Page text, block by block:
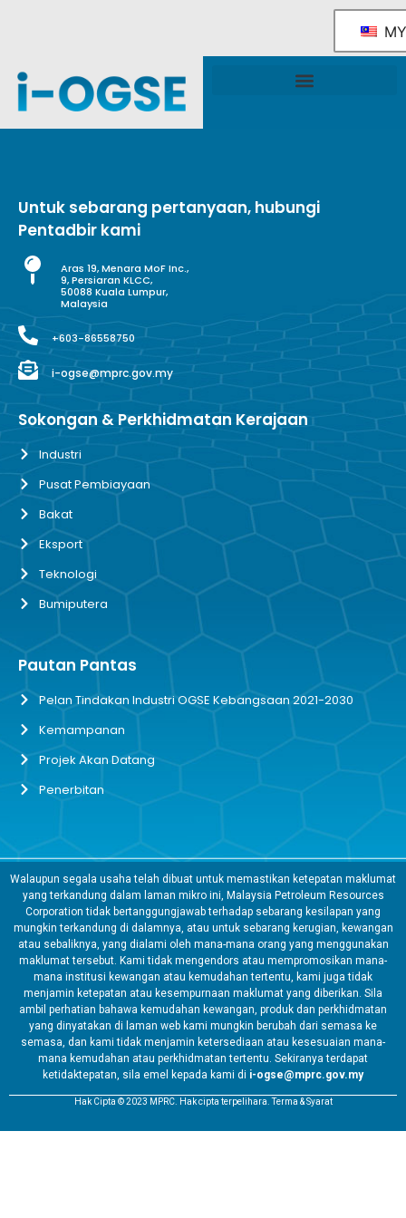
MY
Untuk sebarang pertanyaan, hubungi
Pentadbir kami
Aras 19, Menara MoF Inc.,
9, Persiaran KLCC,
50088 Kuala Lumpur,
Malaysia
+603-86558750
i-ogse@mprc.gov.my
Sokongan & Perkhidmatan Kerajaan
Industri
Pusat Pembiayaan
Bakat
Eksport
Teknologi
Bumiputera
Pautan Pantas
Pelan Tindakan Industri OGSE Kebangsaan 2021-2030
Kemampanan
Projek Akan Datang
Penerbitan
Walaupun segala usaha telah dibuat untuk memastikan ketepatan maklumat
yang terkandung dalam laman mikro ini, Malaysia Petroleum Resources
Corporation tidak bertanggungjawab terhadap sebarang kesilapan yang
mungkin terkandung di dalamnya, atau untuk sebarang kerugian, kewangan
atau sebaliknya, yang dialami oleh mana-mana orang yang menggunakan
maklumat tersebut. Kami tidak mengendors atau mempromosikan mana-
mana institusi kewangan atau kemudahan tertentu, kami juga tidak
menjamin ketepatan atau kesempurnaan maklumat yang diberikan. Sila
ambil perhatian bahawa kemudahan kewangan, produk dan perkhidmatan
yang dinyatakan di laman web kami mungkin berubah dari semasa ke
semasa, dan kami tidak menjamin ketersediaan atau kesesuaian mana-
mana kemudahan atau perkhidmatan tertentu. Sekiranya terdapat
ketidaktepatan, sila emel kepada kami di i-ogse@mprc.gov.my
Hak Cipta © 2023 MPRC. Hak cipta terpelihara. Terma & Syarat